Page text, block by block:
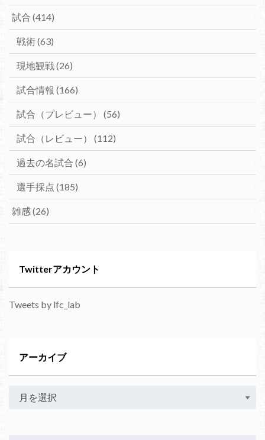
試合 (414)
戦術(63)
現地観戦(26)
試合情報 (166)
試合（プレビュー） (56)
試合（レビュー） (112)
過去の名試合 (6)
選手採点 (185)
雑感(26)
Twitterアカウント
Tweets by lfc_lab
アーカイブ